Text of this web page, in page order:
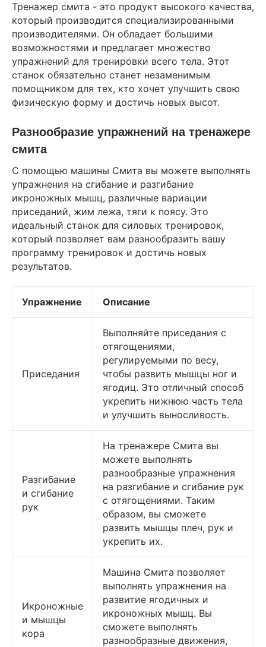
Тренажер смита - это продукт высокого качества,
который производится специализированными
производителями. Он обладает большими
возможностями и предлагает множество
упражнений для тренировки всего тела. Этот
станок обязательно станет незаменимым
помощником для тех, кто хочет улучшить свою
физическую форму и достичь новых высот.
Разнообразие упражнений на тренажере
смита
С помощью машины Смита вы можете выполнять
упражнения на сгибание и разгибание
икроножных мышц, различные вариации
приседаний, жим лежа, тяги к поясу. Это
идеальный станок для силовых тренировок,
который позволяет вам разнообразить вашу
программу тренировок и достичь новых
результатов.
Упражнение Описание
Приседания
Выполняйте приседания с
отягощениями,
регулируемыми по весу,
чтобы развить мышцы ног и
ягодиц. Это отличный способ
укрепить нижнюю часть тела
и улучшить выносливость.
Разгибание
и сгибание
рук
На тренажере Смита вы
можете выполнять
разнообразные упражнения
на разгибание и сгибание рук
с отягощениями. Таким
образом, вы сможете
развить мышцы плеч, рук и
укрепить их.
Икроножные
и мышцы
кора
Машина Смита позволяет
выполнять упражнения на
развитие ягодичных и
икроножных мышц. Вы
сможете выполнять
разнообразные движения,